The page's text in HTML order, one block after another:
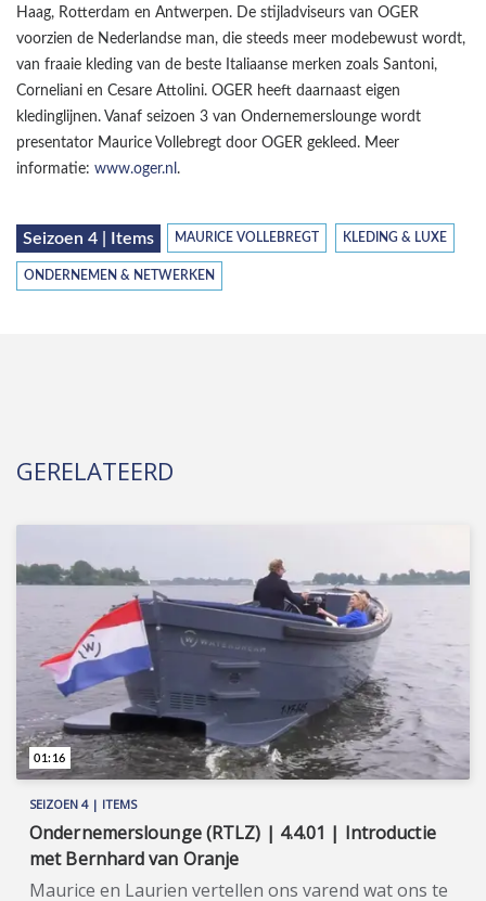
Haag, Rotterdam en Antwerpen. De stijladviseurs van OGER
voorzien de Nederlandse man, die steeds meer modebewust wordt,
van fraaie kleding van de beste Italiaanse merken zoals Santoni,
Corneliani en Cesare Attolini. OGER heeft daarnaast eigen
kledinglijnen. Vanaf seizoen 3 van Ondernemerslounge wordt
presentator Maurice Vollebregt door OGER gekleed. Meer
informatie: www.oger.nl .
Seizoen 4 | Items MAURICE VOLLEBREGT KLEDING & LUXE
ONDERNEMEN & NETWERKEN
GERELATEERD
SEIZOEN 4 | ITEMS
Ondernemerslounge (RTLZ) | 4.4.01 | Introductie
met Bernhard van Oranje
Maurice en Laurien vertellen ons varend wat ons te
01:16